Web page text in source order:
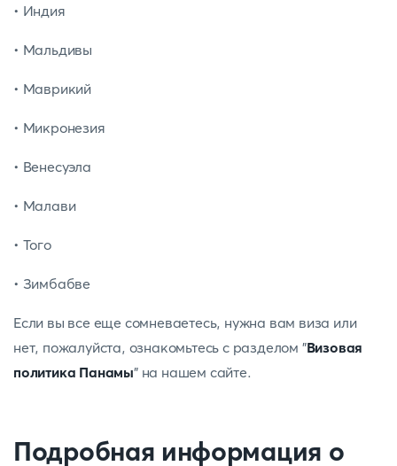
• Индия
• Мальдивы
• Маврикий
• Микронезия
• Венесуэла
• Малави
• Того
• Зимбабве
Если вы все еще сомневаетесь, нужна вам виза или
нет, пожалуйста, ознакомьтесь с разделом "Визовая
политика Панамы" на нашем сайте.
Подробная информация о